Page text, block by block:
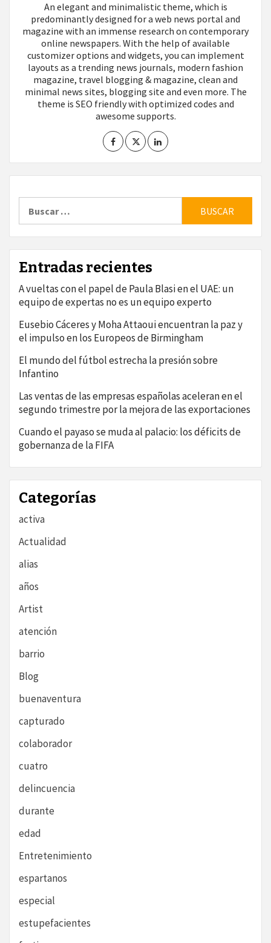
An elegant and minimalistic theme, which is
predominantly designed for a web news portal and
magazine with an immense research on contemporary
online newspapers. With the help of available
customizer options and widgets, you can implement
layouts as a trending news journals, modern fashion
magazine, travel blogging & magazine, clean and
minimal news sites, blogging site and even more. The
theme is SEO friendly with optimized codes and
awesome supports.
Entradas recientes
A vueltas con el papel de Paula Blasi en el UAE: un
equipo de expertas no es un equipo experto
Eusebio Cáceres y Moha Attaoui encuentran la paz y
el impulso en los Europeos de Birmingham
El mundo del fútbol estrecha la presión sobre
Infantino
Las ventas de las empresas españolas aceleran en el
segundo trimestre por la mejora de las exportaciones
Cuando el payaso se muda al palacio: los déficits de
gobernanza de la FIFA
Categorías
activa
Actualidad
alias
años
Artist
atención
barrio
Blog
buenaventura
capturado
colaborador
cuatro
delincuencia
durante
edad
Entretenimiento
espartanos
especial
estupefacientes